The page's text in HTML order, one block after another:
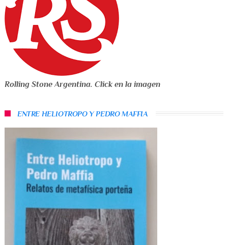
Rolling Stone Argentina. Click en la imagen
ENTRE HELIOTROPO Y PEDRO MAFFIA